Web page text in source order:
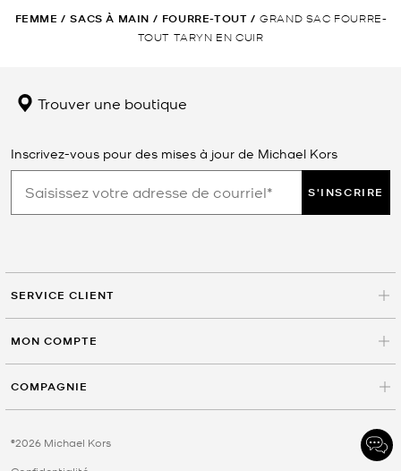
FEMME / SACS À MAIN / FOURRE-TOUT / GRAND SAC FOURRE-
TOUT TARYN EN CUIR
Trouver une boutique
Inscrivez-vous pour des mises à jour de Michael Kors
S'INSCRIRE
SERVICE CLIENT
MON COMPTE
COMPAGNIE
©2026 Michael Kors